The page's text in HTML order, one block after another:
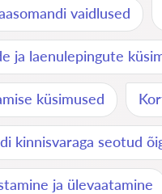
vaidlused
ja laenulepingute
küsimused
kinnisvaraga seotud
ja ülevaatamine